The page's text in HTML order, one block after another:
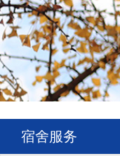
宿舍服务